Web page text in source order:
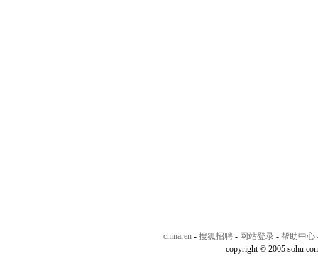
chinaren - 搜狐招聘 - 网站登录 - 帮助中心
copyright © 2005